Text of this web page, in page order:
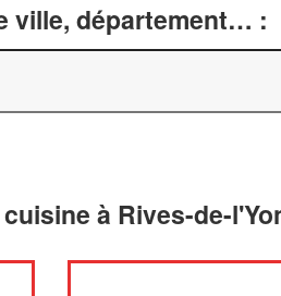
ville, département… :
à Rives-de-